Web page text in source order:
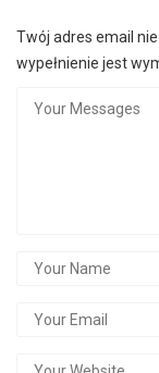
Twój adres email
wypełnienie jest